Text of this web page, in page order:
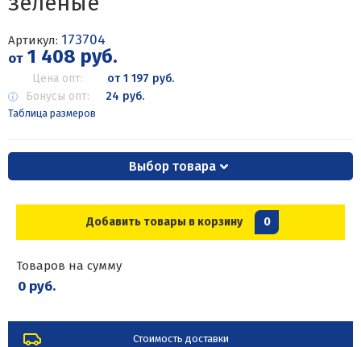
Артикул: 173704
от1 408 руб.
Цена опт:
от 1 197 руб.
Бонусы опт:
24 руб.
Таблица размеров
Выбор товара
Добавить товары в корзину 0
Товаров на сумму
0 руб.
Стоимость доставки